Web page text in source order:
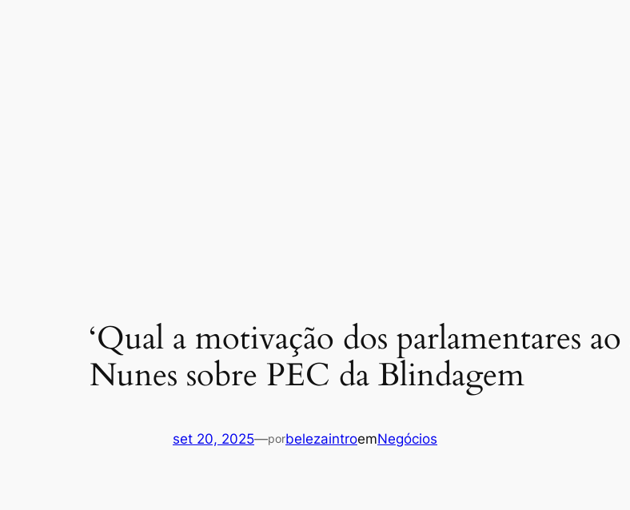
‘Qual a motivação dos parlamentares ao
Nunes sobre PEC da Blindagem
set 20, 2025—porbelezaintroemNegócios